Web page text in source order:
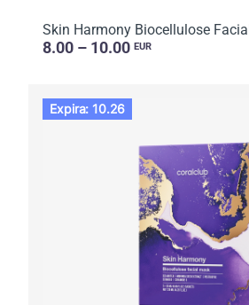
Skin Harmony Biocellulose
8.00 – 10.00 EUR
Expira: 10.26